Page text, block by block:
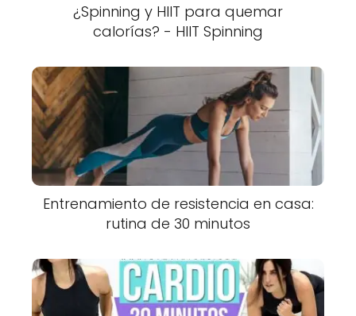
¿Spinning y HIIT para quemar
calorías? - HIIT Spinning
Entrenamiento de resistencia en casa:
rutina de 30 minutos